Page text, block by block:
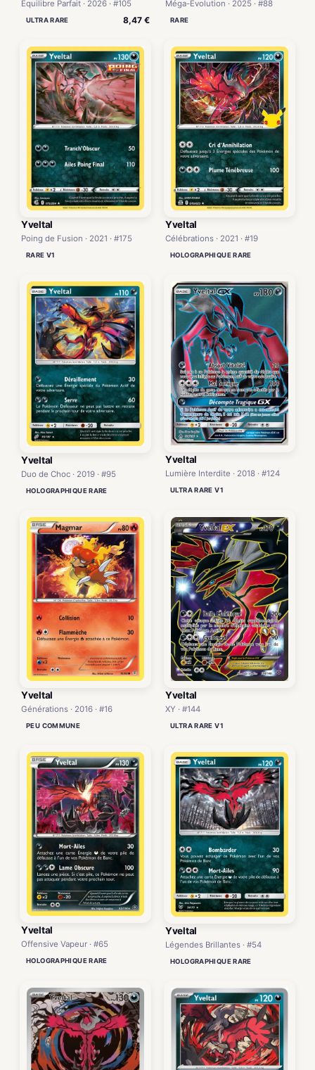
Équilibre Parfait · 2026 · #105
ULTRA RARE 8,47 €
Méga-Évolution · 2025 · #88
RARE
Yveltal
Poing de Fusion · 2021 · #175
RARE V1
Yveltal
Célébrations · 2021 · #19
HOLOGRAPHIQUE RARE
Yveltal
Duo de Choc · 2019 · #95
HOLOGRAPHIQUE RARE
Yveltal
Lumière Interdite · 2018 · #124
ULTRA RARE V1
Yveltal
Générations · 2016 · #16
PEU COMMUNE
Yveltal
XY · #144
ULTRA RARE V1
Yveltal
Offensive Vapeur · #65
HOLOGRAPHIQUE RARE
Yveltal
Légendes Brillantes · #54
HOLOGRAPHIQUE RARE